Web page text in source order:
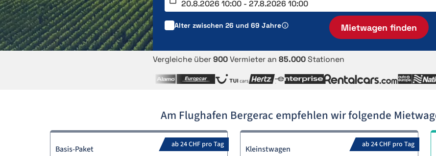
Alter zwischen 26 und 69 Jahre Mietwagen finden
Vergleiche über900Vermieter an 85.000Stationen
Am Flughafen Bergerac empfehlen wir folgende
ab 24 CHF pro Tag
Basis-Paket ab 24 CHF pro Tag
Kleinstwagen